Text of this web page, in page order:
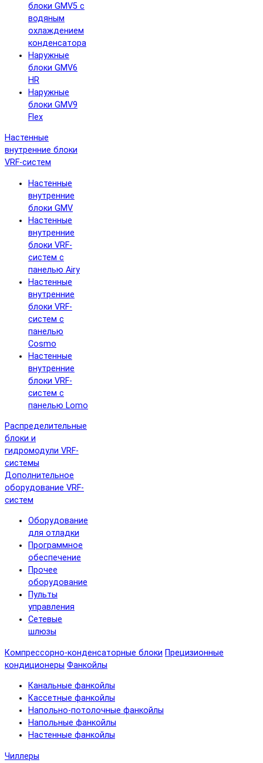
блоки GMV5 с
водяным
охлаждением
конденсатора
Наружные
блоки GMV6
HR
Наружные
блоки GMV9
Flex
Настенные
внутренние блоки
VRF-систем
Настенные
внутренние
блоки GMV
Настенные
внутренние
блоки VRF-
систем с
панелью Airy
Настенные
внутренние
блоки VRF-
систем с
панелью
Cosmo
Настенные
внутренние
блоки VRF-
систем с
панелью Lomo
Распределительные
блоки и
гидромодули VRF-
системы
Дополнительное
оборудование VRF-
систем
Оборудование
для отладки
Программное
обеспечение
Прочее
оборудование
Пульты
управления
Сетевые
шлюзы
Компрессорно-конденсаторные блоки Прецизионные
кондиционеры Фанкойлы
Канальные фанкойлы
Кассетные фанкойлы
Напольно-потолочные фанкойлы
Напольные фанкойлы
Настенные фанкойлы
Чиллеры